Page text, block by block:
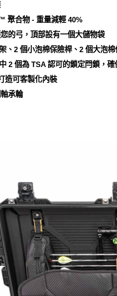
聚合物 - 重量減輕 40%
的弓，頂部設有一個大儲物袋
、2 個小泡棉保險桿、2 個大泡
2 個為 TSA 認可的鎖定閂鎖，確
造可客製化內裝
承輪